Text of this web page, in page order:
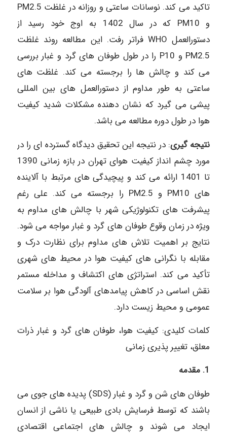
تاکید می کند. نوسانات ساعتی و روزانه در غلظت PM2.5
و PM10 که در سال 1402 به اوج خود رسید از
دستورالعمل WHO فراتر رفت. این مطالعه روند غلظت
PM2.5 و P10 را در طول طوفان های گرد و غبار بررسی
می کند و چالش ها را برجسته می کند. غلظت های
ساعتی به طور مداوم از دستورالعمل های بین المللی
پیشی می گیرد که نشان دهنده مشکلات شدید کیفیت
هوا در طول دوره مطالعه می باشد.
نتیجه گیری: در نتیجه این تحقیق دیدگاه گسترده ای را در
مورد چشم انداز کیفیت هوای تهران در بازه زمانی 1390
تا 1401 ارائه می کند و پیچیدگی های مرتبط با آلاینده
های PM10 و PM2.5 را برجسته می کند. علی رغم
پیشرفت های تکنولوژیکی شهر با چالش های مداوم به
ویژه در زمان وقوع طوفان های گرد و غبار مواجه می شود.
نتایج بر اهمیت تلاش های مداوم برای نظارت درک و
مقابله با نگرانی های کیفیت هوا در محیط های شهری
تأکید می کند. استراتژی های اکتشاف و مداخله مستمر
نقش اساسی در کاهش پیامدهای آلودگی هوا بر سلامت
عمومی و محیط زیست دارد.
کلمات کلیدی: کیفیت هوا، طوفان های گرد و غبار ذرات
معلق، تغییر پذیری زمانی
1. مقدمه
طوفان های شن و گرد و غبار (SDS) پدیده های جوی می
باشند که توسط فرسایش بادی طبیعی یا ناشی از انسان
ایجاد می شوند و چالش های اجتماعی اقتصادی